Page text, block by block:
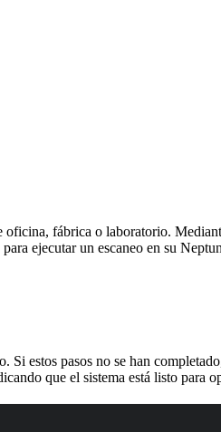
fábrica o laboratorio.
ejecutar un escaneo en su
Si estos pasos no se han
que el sistema está listo para